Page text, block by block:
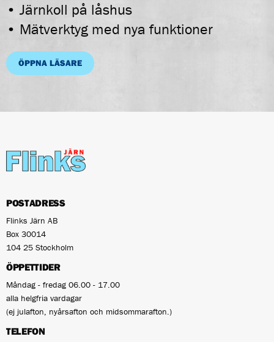
• Järnkoll på låshus
• Mätverktyg med nya funktioner
ÖPPNA LÄSARE
POSTADRESS
Flinks Järn AB
Box 30014
104 25 Stockholm
ÖPPETTIDER
Måndag - fredag 06.00 - 17.00
alla helgfria vardagar
(ej julafton, nyårsafton och midsommarafton.)
TELEFON